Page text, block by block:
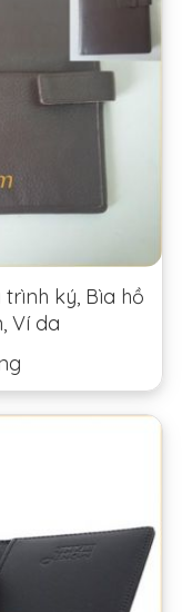
trình ký, Bìa hồ
Ví da